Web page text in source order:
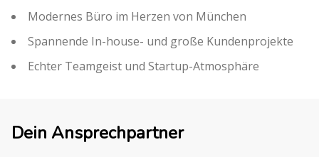
Modernes Büro im Herzen von München
Spannende In-house- und große Kundenprojekte
Echter Teamgeist und Startup-Atmosphäre
Dein Ansprechpartner